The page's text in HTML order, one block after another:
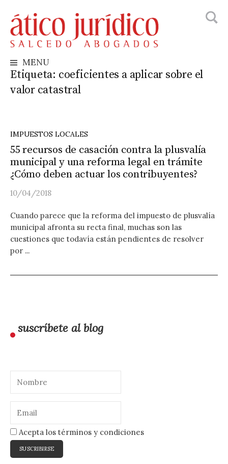
to
content
MENU
Etiqueta: coeficientes a aplicar sobre el
valor catastral
IMPUESTOS LOCALES
55 recursos de casación contra la plusvalía
municipal y una reforma legal en trámite
¿Cómo deben actuar los contribuyentes?
10/04/2018
Cuando parece que la reforma del impuesto de plusvalía
municipal afronta su recta final, muchas son las
cuestiones que todavía están pendientes de resolver
por ...
suscríbete al blog
Acepta los términos y condiciones